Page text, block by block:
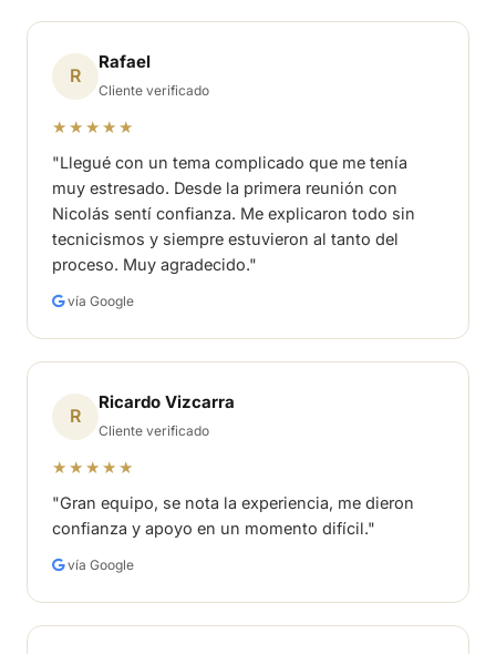
R
Rafael
Cliente verificado
★★★★★
"Llegué con un tema complicado que me tenía
muy estresado. Desde la primera reunión con
Nicolás sentí confianza. Me explicaron todo sin
tecnicismos y siempre estuvieron al tanto del
proceso. Muy agradecido."
vía Google
R
Ricardo Vizcarra
Cliente verificado
★★★★★
"Gran equipo, se nota la experiencia, me dieron
confianza y apoyo en un momento difícil."
vía Google